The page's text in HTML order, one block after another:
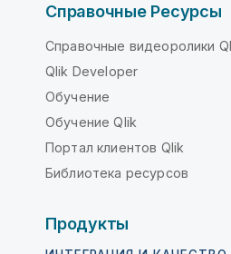
Справочные Ресурсы
Справочные видеоролики
Qlik Developer
Обучение
Обучение Qlik
Портал клиентов Qlik
Библиотека ресурсов
Продукты